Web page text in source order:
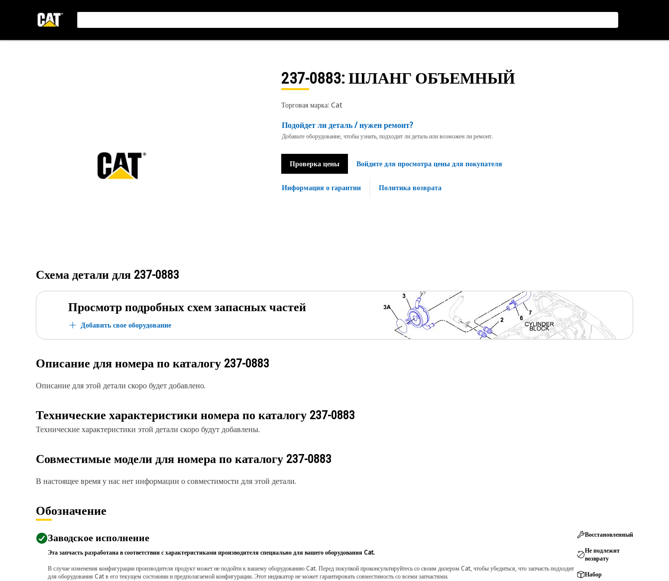
237-0883: ШЛАНГ ОБЪЕМНЫЙ
Торговая марка: Cat
Подойдет ли деталь / нужен ремонт?
Добавьте оборудование, чтобы узнать, подходит ли деталь или возможен ли ремонт.
Проверка цены Войдите для просмотра цены для покупателя
Информация о гарантии Политика возврата
Схема детали для 237-0883
Просмотр подробных схем запасных частей
Добавить свое оборудование
Описание для номера по каталогу 237-0883
Описание для этой детали скоро будет добавлено.
Технические характеристики номера по каталогу 237-0883
Технические характеристики этой детали скоро будут добавлены.
Совместимые модели для номера по каталогу 237-0883
В настоящее время у нас нет информации о совместимости для этой детали.
Обозначение
Заводское исполнение
Эта запчасть разработана в соответствии с характеристиками производителя специально для вашего оборудования Cat.
В случае изменения конфигурации производителя продукт может не подойти к вашему оборудованию Cat. Перед покупкой проконсультируйтесь со своим дилером Cat, чтобы убедиться, что запчасть подходит
для оборудования Cat в его текущем состоянии и предполагаемой конфигурации. Этот индикатор не может гарантировать совместимость со всеми запчастями.
Восстановленный
Не подлежит
возврату
Набор